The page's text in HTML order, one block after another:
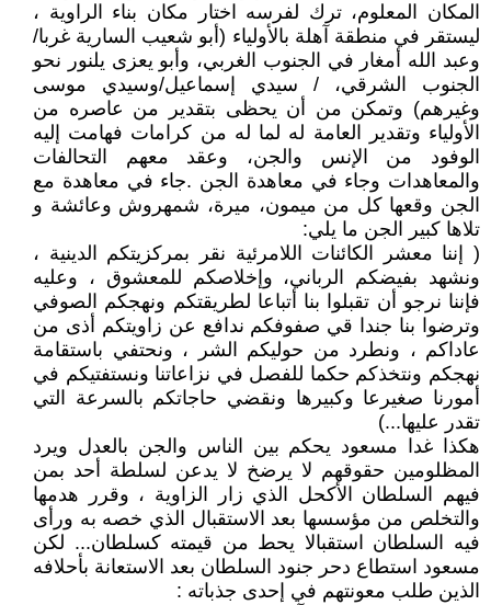
المكان المعلوم، ترك لفرسه اختار مكان بناء الراوية ،
ليستقر في منطقة آهلة بالأولياء (أبو شعيب السارية غربا/
وعبد الله أمغار في الجنوب الغربي، وأبو يعزى يلنور نحو
الجنوب الشرقي، / سيدي إسماعيل/وسيدي موسى
وغيرهم) وتمكن من أن يحظى بتقدير من عاصره من
الأولياء وتقدير العامة له لما له من كرامات فهامت إليه
الوفود من الإنس والجن، وعقد معهم التحالفات
والمعاهدات وجاء في معاهدة الجن .جاء في معاهدة مع
الجن وقعها كل من ميمون، ميرة، شمهروش وعائشة و
تلاها كبير الجن ما يلي:
( إننا معشر الكائنات اللامرئية نقر بمركزيتكم الدينية ،
ونشهد بفيضكم الرباني، وإخلاصكم للمعشوق ، وعليه
فإننا نرجو أن تقبلوا بنا أتباعا لطريقتكم ونهجكم الصوفي
وترضوا بنا جندا قي صفوفكم ندافع عن زاويتكم أذى من
عاداكم ، ونطرد من حوليكم الشر ، ونحتفي باستقامة
نهجكم ونتخذكم حكما للفصل في نزاعاتنا ونستفتيكم في
أمورنا صغيرعا وكبيرها ونقضي حاجاتكم بالسرعة التي
تقدر عليها...)
هكذا غدا مسعود يحكم بين الناس والجن بالعدل ويرد
المظلومين حقوقهم لا يرضخ لا يدعن لسلطة أحد بمن
فيهم السلطان الأكحل الذي زار الزاوية ، وقرر هدمها
والتخلص من مؤسسها بعد الاستقبال الذي خصه به ورأى
فيه السلطان استقبالا يحط من قيمته كسلطان... لكن
مسعود استطاع دحر جنود السلطان بعد الاستعانة بأحلافه
الذين طلب معونتهم في إحدى جذباته :